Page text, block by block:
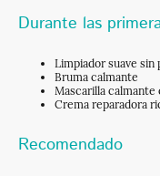
Durante las
Limpiador suave sin
Bruma calmante
Mascarilla calmante
Crema reparadora
Recomendado